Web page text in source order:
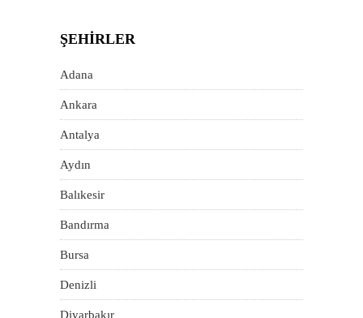
ŞEHIRLER
Adana
Ankara
Antalya
Aydın
Balıkesir
Bandırma
Bursa
Denizli
Diyarbakır